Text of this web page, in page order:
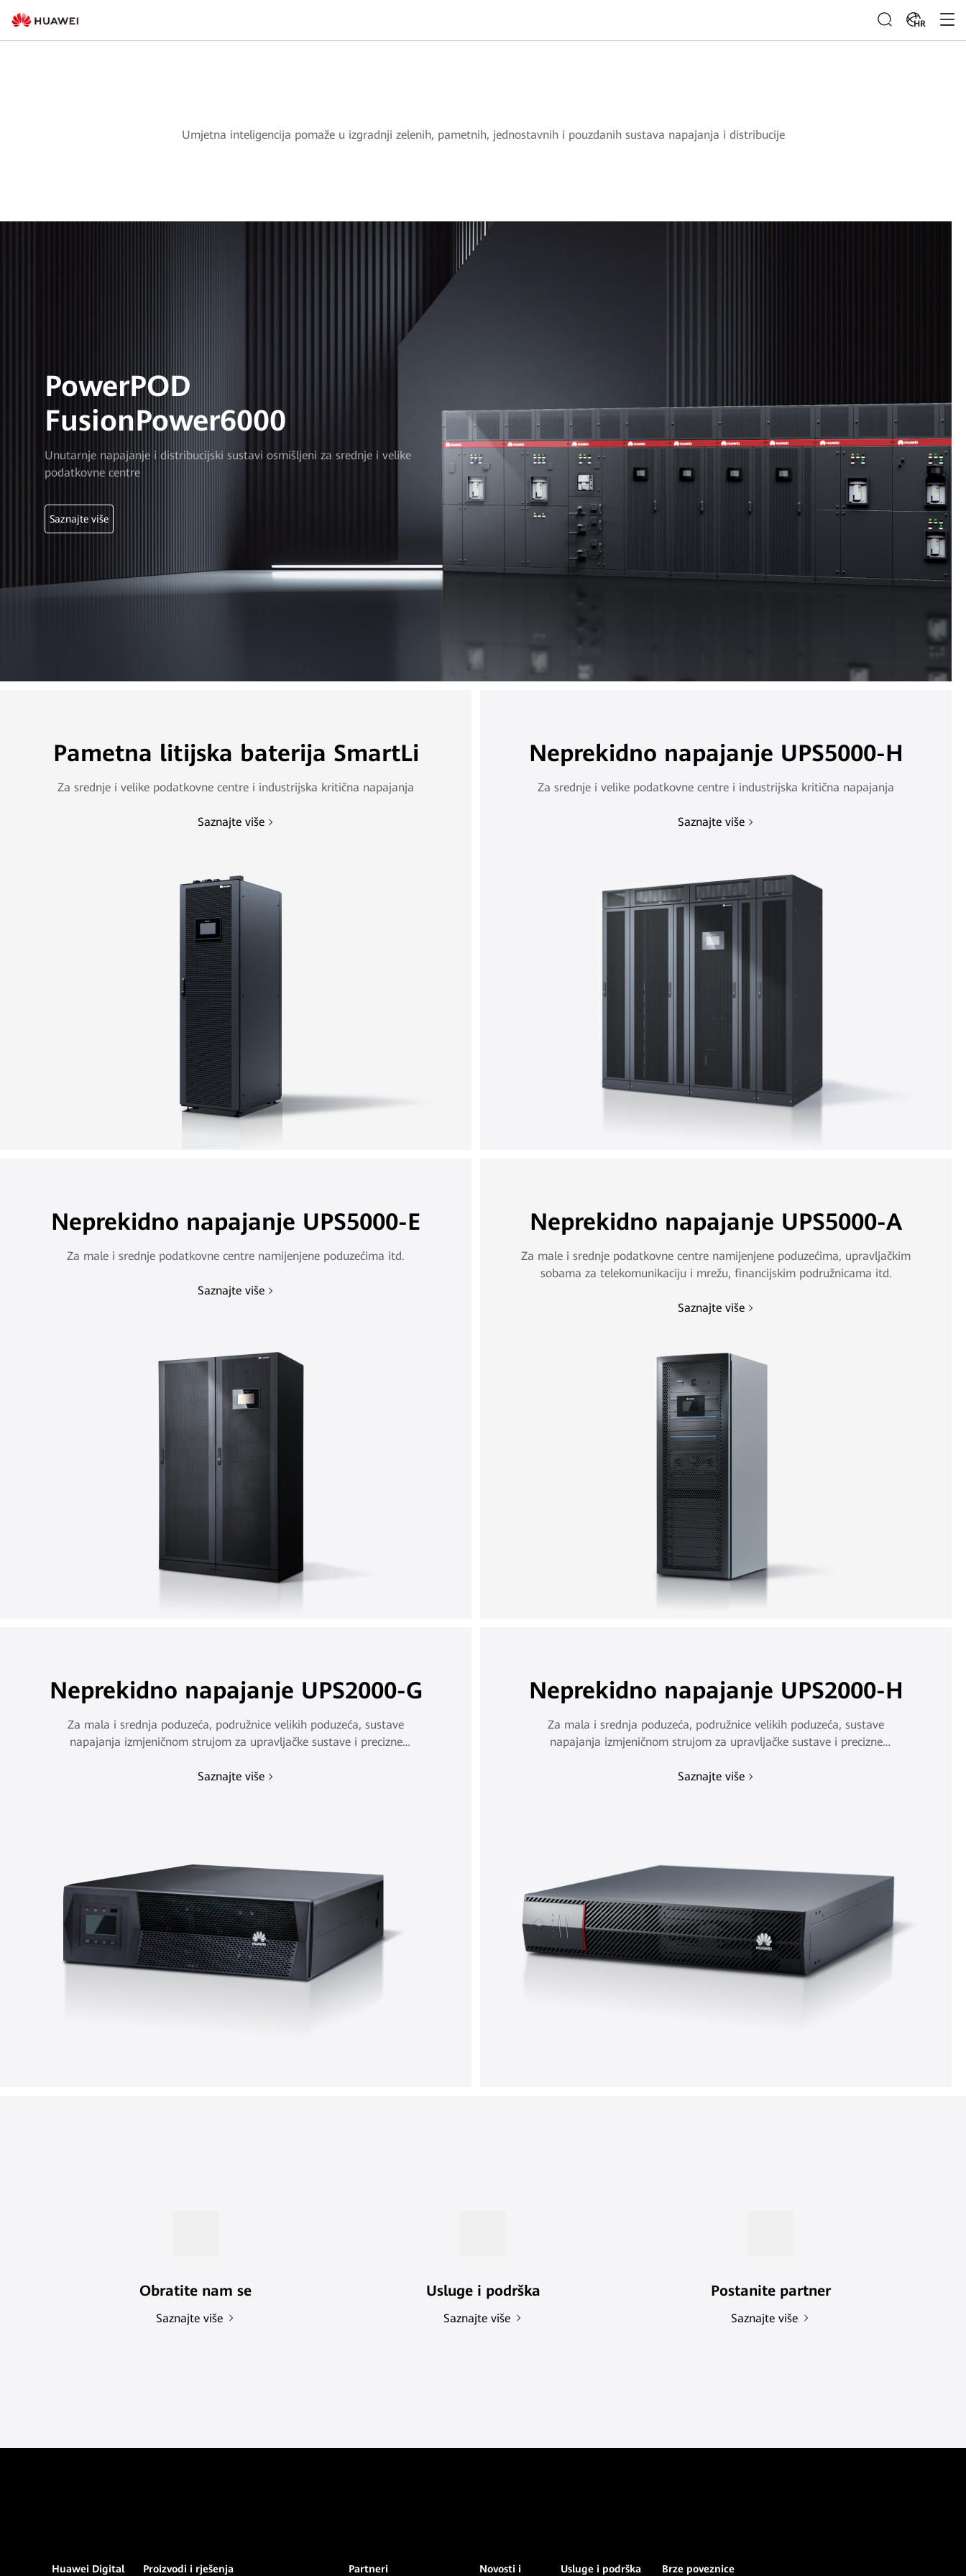
HR
Umjetna inteligencija pomaže u izgradnji zelenih, pametnih, jednostavnih i pouzdanih sustava napajanja i distribucije
PowerPOD
FusionPower6000
Unutarnje napajanje i distribucijski sustavi osmišljeni za srednje i velike
podatkovne centre
Saznajte više
Pametna litijska baterija SmartLi
Za srednje i velike podatkovne centre i industrijska kritična napajanja
Saznajte više
Neprekidno napajanje UPS5000-H
Za srednje i velike podatkovne centre i industrijska kritična napajanja
Saznajte više
Neprekidno napajanje UPS5000-E
Za male i srednje podatkovne centre namijenjene poduzećima itd.
Saznajte više
Neprekidno napajanje UPS5000-A
Za male i srednje podatkovne centre namijenjene poduzećima, upravljačkim
sobama za telekomunikaciju i mrežu, financijskim podružnicama itd.
Saznajte više
Neprekidno napajanje UPS2000-G
Za mala i srednja poduzeća, podružnice velikih poduzeća, sustave
napajanja izmjeničnom strujom za upravljačke sustave i precizne
Saznajte više
Neprekidno napajanje UPS2000-H
Za mala i srednja poduzeća, podružnice velikih poduzeća, sustave
napajanja izmjeničnom strujom za upravljačke sustave i precizne
Saznajte više
Obratite nam se
Saznajte više
Usluge i podrška
Saznajte više
Postanite partner
Saznajte više
Huawei Digital
Proizvodi i rješenja Partneri
Novosti i
Usluge i podrška Brze poveznice